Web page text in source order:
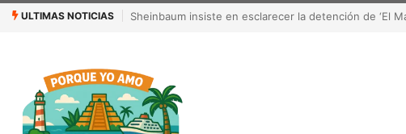
ULTIMAS NOTICIAS
de Estados Unidos¿Quién es Galita Ari y por qué acusa a RoRo de